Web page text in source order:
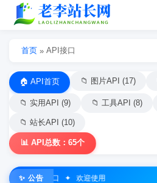
首页 » API接口
🏠 API首页 📁 图片API (17)
📁 实用API (9) 📁 工具API (8)
📁 站长API (10)
📊 API总数：65个
✨ 公告
新优质接口 ✦ 欢迎使用